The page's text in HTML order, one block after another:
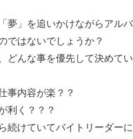
夢」を追いかけながらアル
ではないでしょうか？
どんな事を優先して決めて
事内容が楽？？
利く？？？
続けていてバイトリーダー